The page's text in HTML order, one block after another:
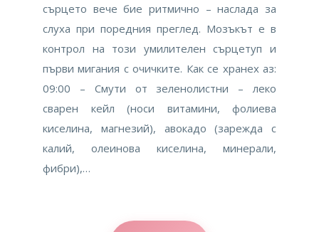
сърцето вече бие ритмично – наслада за
слуха при поредния преглед. Мозъкът е в
контрол на този умилителен сърцетуп и
първи мигания с очичките. Как се хранех аз:
09:00 – Смути от зеленолистни – леко
сварен кейл (носи витамини, фолиева
киселина, магнезий), авокадо (зарежда с
калий, олеинова киселина, минерали,
фибри),…